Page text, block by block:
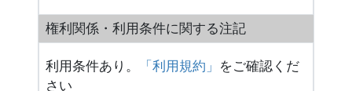
権利関係・利用条件に関する注記
利用条件あり。 「利用規約」 をご確認くだ
さい